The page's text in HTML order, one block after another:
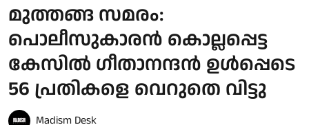
മുത്തങ്ങ സമരം:
പൊലീസുകാരന്‍ കൊല്ലപ്പെട്ട
കേസില്‍ ഗീതാനന്ദന്‍ ഉള്‍പ്പെടെ
56 പ്രതികളെ വെറുതെ വിട്ടു
Madism Desk